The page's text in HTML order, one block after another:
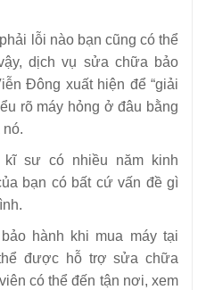
lỗi nào bạn cũng có thể
dịch vụ sửa chữa bảo
Đông xuất hiện để “giải
rõ máy hỏng ở đâu bằng
sư có nhiều năm kinh
bạn có bất cứ vấn đề gì
hành khi mua máy tại
được hỗ trợ sửa chữa
có thể đến tận nơi, xem